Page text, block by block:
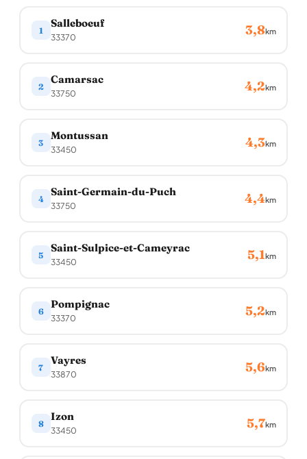
1
Salleboeuf
33370 3,8km
2
Camarsac
33750 4,2km
3
Montussan
33450 4,3km
4
Saint-Germain-du-Puch
33750 4,4km
5
Saint-Sulpice-et-Cameyrac
33450 5,1km
6
Pompignac
33370 5,2km
7
Vayres
33870 5,6km
8
Izon
33450 5,7km